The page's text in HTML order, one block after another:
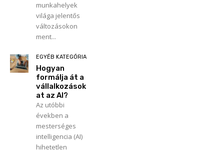
munkahelyek
világa jelentős
változásokon
ment...
EGYÉB KATEGÓRIA
Hogyan
formálja át a
vállalkozások
at az AI?
Az utóbbi
években a
mesterséges
intelligencia (AI)
hihetetlen